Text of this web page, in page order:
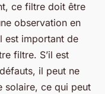
ce filtre doit être
observation en
est important de
filtre. S’il est
il peut ne
solaire, ce qui peut